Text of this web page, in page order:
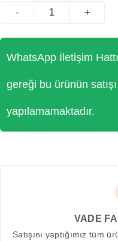
- +
WhatsApp İletişim
gereği bu ürünün
yapılamamaktadır.
VADE
Satışını yaptığımız tüm